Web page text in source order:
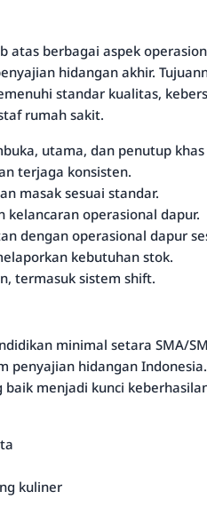
berbagai aspek
hidangan akhir.
standar kualitas,
rumah sakit.
utama, dan penutup
terjaga konsisten.
masak sesuai standar.
operasional dapur.
dengan operasional dapur
kebutuhan stok.
termasuk sistem shift.
minimal setara SMA/
penyajian hidangan
menjadi kunci
kuliner